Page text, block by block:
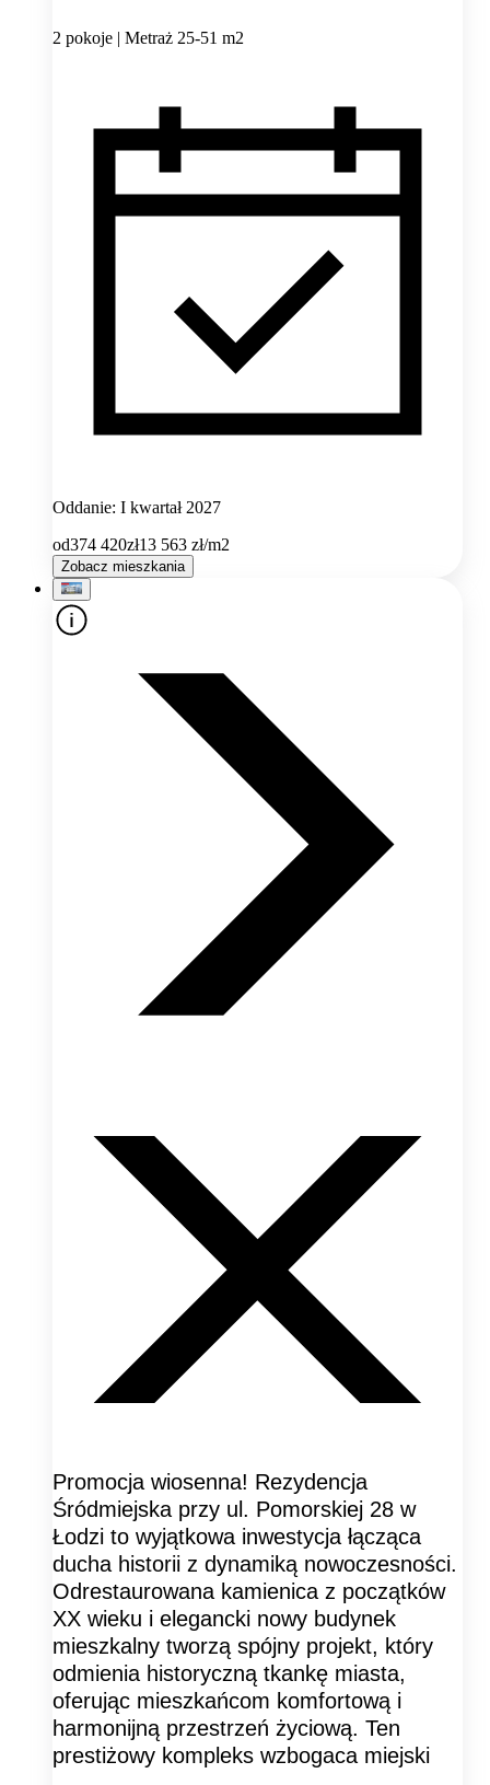
2 pokoje | Metraż 25-51 m2
Oddanie: I kwartał 2027
od374 420zł13 563 zł/m2
Zobacz mieszkania
Promocja wiosenna! Rezydencja
Śródmiejska przy ul. Pomorskiej 28 w
Łodzi to wyjątkowa inwestycja łącząca
ducha historii z dynamiką nowoczesności.
Odrestaurowana kamienica z początków
XX wieku i elegancki nowy budynek
mieszkalny tworzą spójny projekt, który
odmienia historyczną tkankę miasta,
oferując mieszkańcom komfortową i
harmonijną przestrzeń życiową. Ten
prestiżowy kompleks wzbogaca miejski